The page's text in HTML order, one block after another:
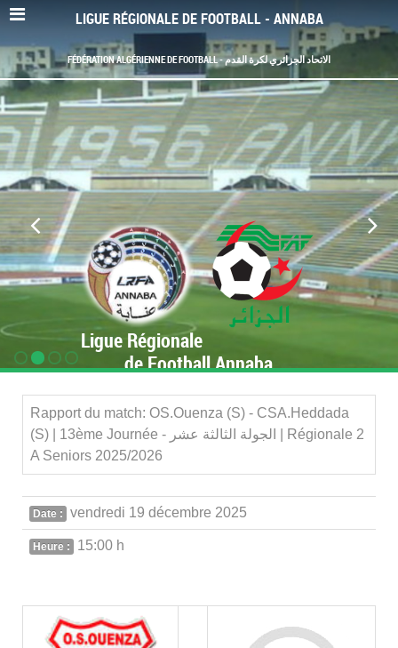
LIGUE RÉGIONALE DE FOOTBALL - ANNABA
FÉDÉRATION ALGÉRIENNE DE FOOTBALL - الاتحاد الجزائري لكرة القدم
Ligue Régionale
de Football Annaba
Rapport du match: OS.Ouenza (S) - CSA.Heddada
(S) | 13ème Journée - الجولة الثالثة عشر | Régionale 2
A Seniors 2025/2026
Date : vendredi 19 décembre 2025
Heure : 15:00 h